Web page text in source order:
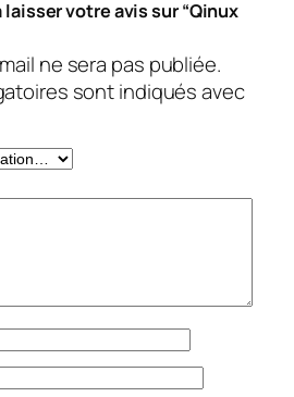
votre avis sur “Qinux
ne sera pas publiée.
sont indiqués avec